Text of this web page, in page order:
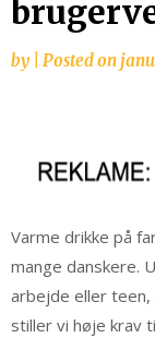
by Posted on
Varme drikke på
mange danskere.
arbejde eller
stiller vi høje krav